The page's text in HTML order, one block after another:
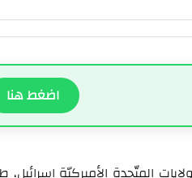
اضغط هنا